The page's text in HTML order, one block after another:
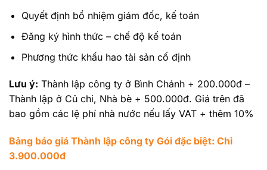
Quyết định bổ nhiệm giám đốc, kế toán
Đăng ký hình thức – chế độ kế toán
Phương thức khấu hao tài sản cố định
Lưu ý: Thành lập công ty ở Bình Chánh + 200.000đ –
Thành lập ở Củ chi, Nhà bè + 500.000đ. Giá trên đã
bao gồm các lệ phí nhà nước nếu lấy VAT + thêm 10%
Bảng báo giá Thành lập công ty Gói đặc biệt: Chỉ
3.900.000đ